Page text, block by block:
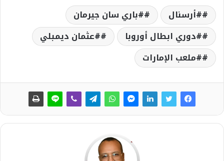
#أرسنال
#باري سان جيرمان
#دوري ابطال أوروبا
#عثمان ديمبلي
#ملعب الإمارات